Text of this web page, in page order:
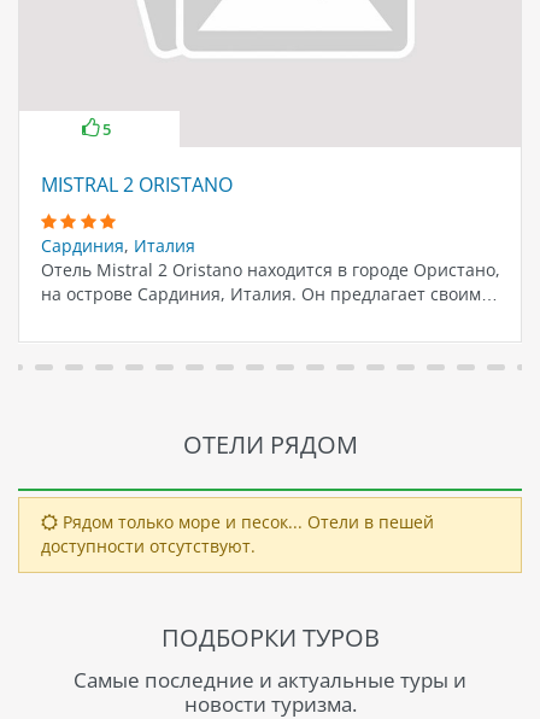
5
MISTRAL 2 ORISTANO
Сардиния, Италия
Отель Mistral 2 Oristano находится в городе Ористано,
на острове Сардиния, Италия. Он предлагает своим…
ОТЕЛИ РЯДОМ
Рядом только море и песок... Отели в пешей
доступности отсутствуют.
ПОДБОРКИ ТУРОВ
Самые последние и актуальные туры и
новости туризма.